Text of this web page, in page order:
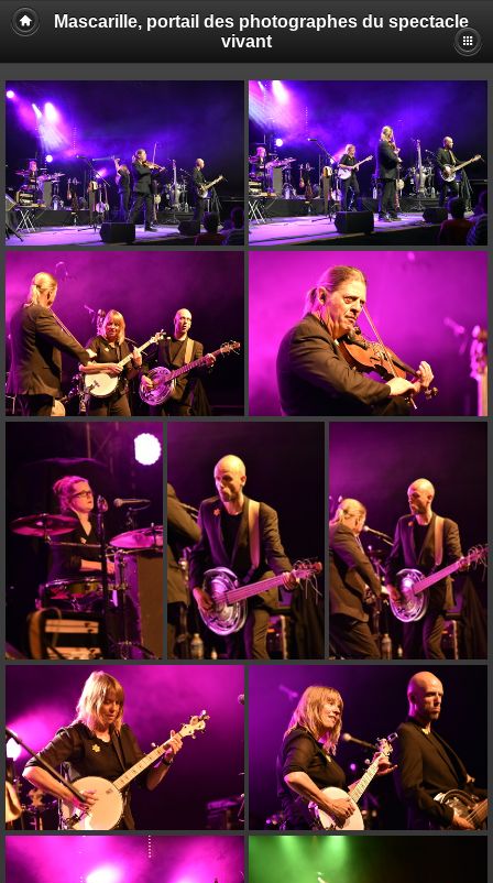
Mascarille, portail des photographes du spectacle
vivant